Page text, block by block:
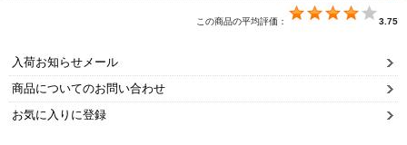
この商品の平均評価： 3.75
入荷お知らせメール
商品についてのお問い合わせ
お気に入りに登録